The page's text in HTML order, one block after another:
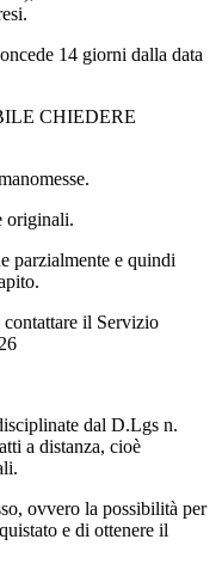
14 giorni dalla data
CHIEDERE
originali.
parzialmente e quindi
il Servizio
dal D.Lgs n.
a distanza, cioè
ovvero la possibilità per
e di ottenere il